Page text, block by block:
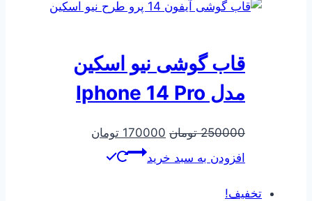
قاب گوشی نیو اسکین
مدل Iphone 14 Pro
250000 تومان قیمت
اصلی
170000 تومان
افزودن به سبد خرید
تخفیف!